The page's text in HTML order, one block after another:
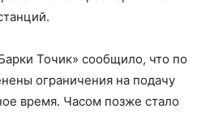
Точик» сообщило, что по
ограничения на подачу
время. Часом позже стало